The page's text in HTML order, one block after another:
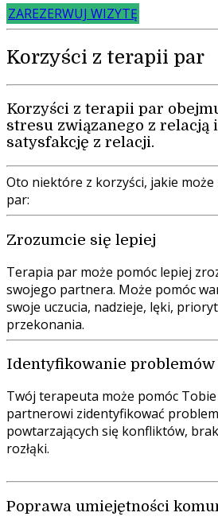
ZAREZERWUJ WIZYTĘ
Korzyści z terapii par
Korzyści z terapii par
stresu związanego z relacją
satysfakcję z relacji.
Oto niektóre z korzyści, jakie
par:
Zrozumcie się lepiej
Terapia par może pomóc lepiej
swojego partnera. Może pomóc
swoje uczucia, nadzieje, lęki,
przekonania.
Identyfikowanie problemów
Twój terapeuta może pomóc
partnerowi zidentyfikować
powtarzających się konfliktów,
rozłąki.
Poprawa umiejętności